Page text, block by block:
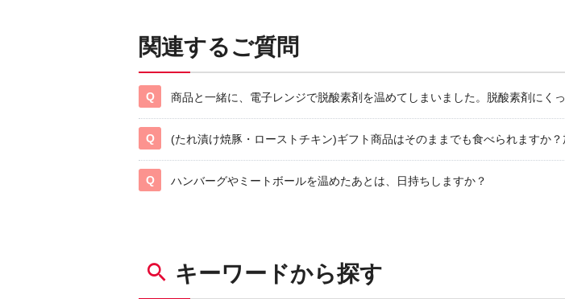
関連するご質問
商品と一緒に、電子レンジで脱酸素剤を温めてしまいました。脱酸素剤にく
(たれ漬け焼豚・ローストチキン)ギフト商品はそのままでも食べられますか
ハンバーグやミートボールを温めたあとは、日持ちしますか？
キーワードから探す